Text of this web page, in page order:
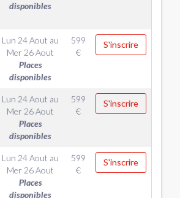
disponibles
Lun 24 Aout au
Mer 26 Aout
Places
disponibles
599
€
S'inscrire
Lun 24 Aout au
Mer 26 Aout
Places
disponibles
599
€
S'inscrire
Lun 24 Aout au
Mer 26 Aout
Places
disponibles
599
€
S'inscrire